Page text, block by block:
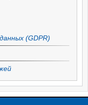
(GDPR)